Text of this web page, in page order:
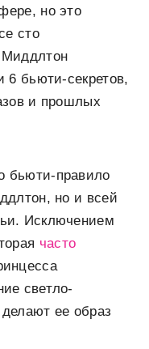
но это
сто
бьюти-секретов,
и прошлых
бьюти-правило
но и всей
Исключением
часто
светло-
ее образ